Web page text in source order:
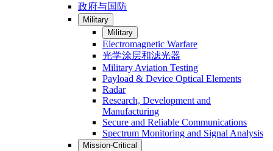
政府与国防
Military
Military
Electromagnetic Warfare
光学涂层和滤光器
Military Aviation Testing
Payload & Device Optical Elements
Radar
Research, Development and
Manufacturing
Secure and Reliable Communications
Spectrum Monitoring and Signal Analysis
Mission-Critical